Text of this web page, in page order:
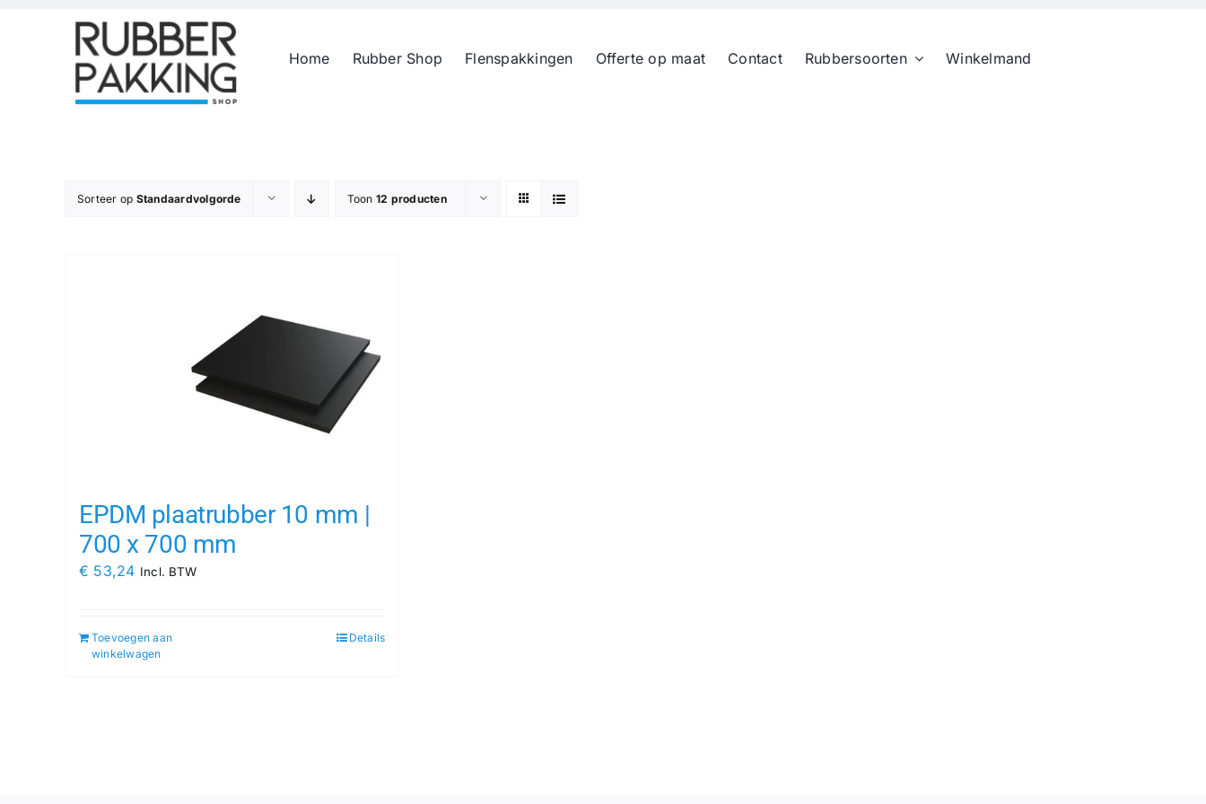
Home Rubber Shop Flenspakkingen Offerte op maat Contact Rubbersoorten Winkelmand
Sorteer op Standaardvolgorde Toon 12 producten
EPDM plaatrubber 10 mm |
700 x 700 mm
€ 53,24 Incl. BTW
Toevoegen aan
winkelwagen
Details